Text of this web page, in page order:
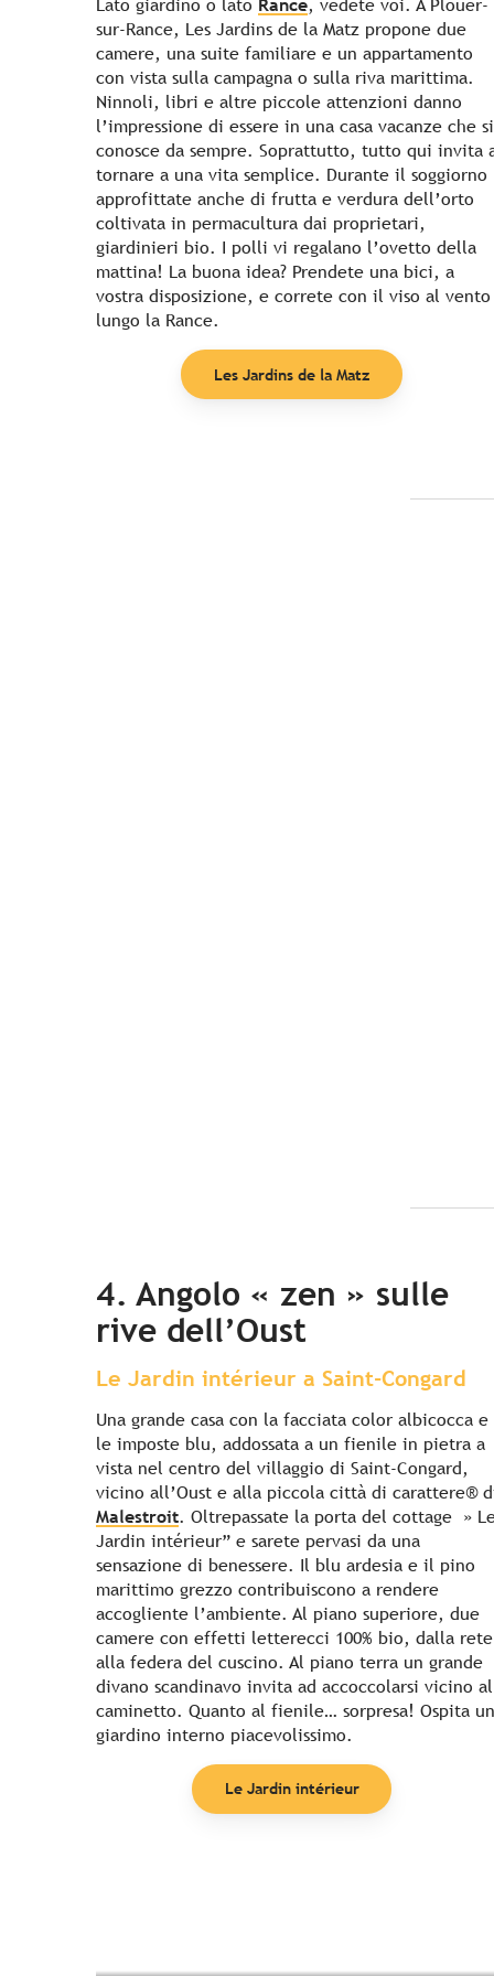
Lato giardino o lato Rance, vedete voi. A Ploüer-
sur-Rance, Les Jardins de la Matz propone due
camere, una suite familiare e un appartamento
con vista sulla campagna o sulla riva marittima.
Ninnoli, libri e altre piccole attenzioni danno
l’impressione di essere in una casa vacanze che si
conosce da sempre. Soprattutto, tutto qui invita
tornare a una vita semplice. Durante il soggiorno
approfittate anche di frutta e verdura dell’orto
coltivata in permacultura dai proprietari,
giardinieri bio. I polli vi regalano l’ovetto della
mattina! La buona idea? Prendete una bici, a
vostra disposizione, e correte con il viso al vento
lungo la Rance.
Les Jardins de la Matz
4. Angolo « zen » sulle
rive dell’Oust
Le Jardin intérieur a Saint-Congard
Una grande casa con la facciata color albicocca e
le imposte blu, addossata a un fienile in pietra a
vista nel centro del villaggio di Saint-Congard,
vicino all’Oust e alla piccola città di carattere®
Malestroit. Oltrepassate la porta del cottage »
Jardin intérieur” e sarete pervasi da una
sensazione di benessere. Il blu ardesia e il pino
marittimo grezzo contribuiscono a rendere
accogliente l’ambiente. Al piano superiore, due
camere con effetti letterecci 100% bio, dalla rete
alla federa del cuscino. Al piano terra un grande
divano scandinavo invita ad accoccolarsi vicino al
caminetto. Quanto al fienile… sorpresa! Ospita un
giardino interno piacevolissimo.
Le Jardin intérieur